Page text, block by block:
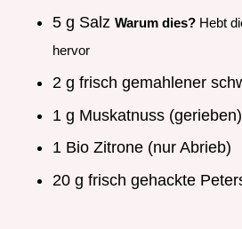
5 g Salz Warum dies? Hebt
hervor
2 g frisch gemahlener
1 g Muskatnuss (gerieben)
1 Bio Zitrone (nur Abrieb)
20 g frisch gehackte